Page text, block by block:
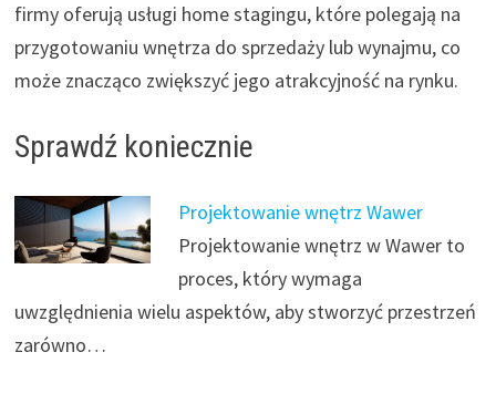
firmy oferują usługi home stagingu, które polegają na
przygotowaniu wnętrza do sprzedaży lub wynajmu, co
może znacząco zwiększyć jego atrakcyjność na rynku.
Sprawdź koniecznie
Projektowanie wnętrz Wawer
Projektowanie wnętrz w Wawer to
proces, który wymaga
uwzględnienia wielu aspektów, aby stworzyć przestrzeń
zarówno…